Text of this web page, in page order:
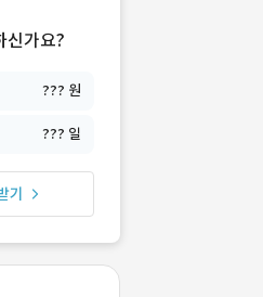
신가요?
??? 원
??? 일
기